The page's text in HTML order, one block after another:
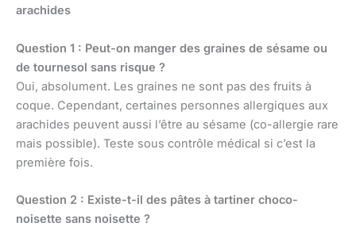
arachides
Question 1 : Peut-on manger des graines de sésame ou
de tournesol sans risque ?
Oui, absolument. Les graines ne sont pas des fruits à
coque. Cependant, certaines personnes allergiques aux
arachides peuvent aussi l’être au sésame (co-allergie rare
mais possible). Teste sous contrôle médical si c’est la
première fois.
Question 2 : Existe-t-il des pâtes à tartiner choco-
noisette sans noisette ?